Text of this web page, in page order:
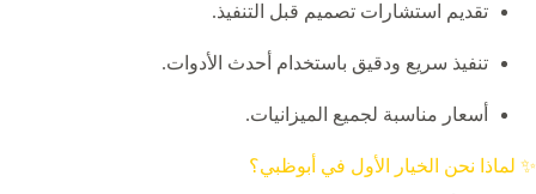
تقديم استشارات تصميم قبل التنفيذ.
تنفيذ سريع ودقيق باستخدام أحدث الأدوات.
أسعار مناسبة لجميع الميزانيات.
✨ لماذا نحن الخيار الأول في أبوظبي؟